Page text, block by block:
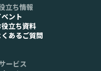
立ち情報
ント
立ち資料
あるご質問
ービス